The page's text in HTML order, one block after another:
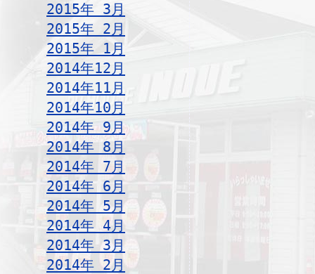
2015年 3月
2015年 2月
2015年 1月
2014年12月
2014年11月
2014年10月
2014年 9月
2014年 8月
2014年 7月
2014年 6月
2014年 5月
2014年 4月
2014年 3月
2014年 2月